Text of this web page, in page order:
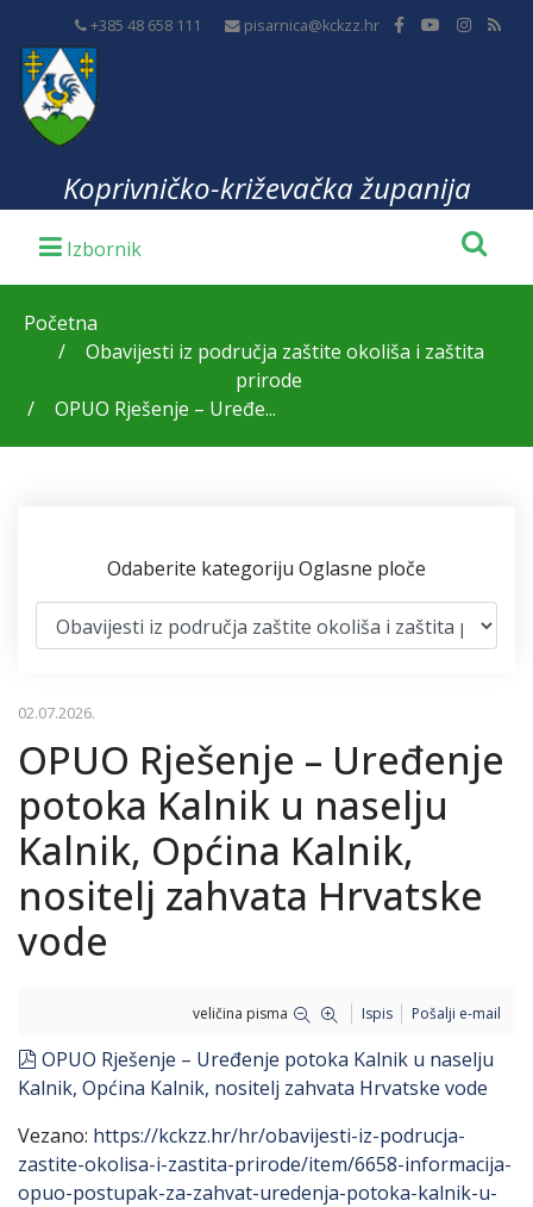
+385 48 658 111 pisarnica@kckzz.hr
Koprivničko-križevačka županija
Početna
Obavijesti iz područja zaštite okoliša i zaštita
prirode
OPUO Rješenje – Uređe...
Odaberite kategoriju Oglasne ploče
02.07.2026.
OPUO Rješenje – Uređenje
potoka Kalnik u naselju
Kalnik, Općina Kalnik,
nositelj zahvata Hrvatske
vode
veličina pisma Ispis Pošalji e-mail
pdf
OPUO Rješenje – Uređenje potoka Kalnik u naselju
Kalnik, Općina Kalnik, nositelj zahvata Hrvatske vode
Vezano: https://kckzz.hr/hr/obavijesti-iz-podrucja-
zastite-okolisa-i-zastita-prirode/item/6658-informacija-
opuo-postupak-za-zahvat-uredenja-potoka-kalnik-u-